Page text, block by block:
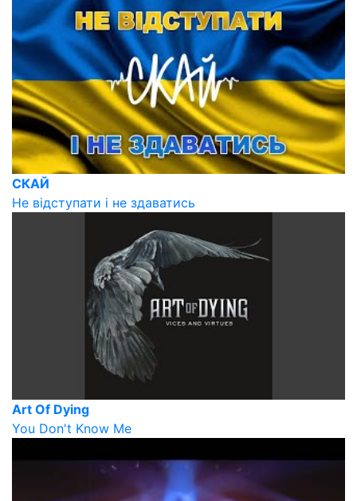
СКАЙ
Не відступати і не здаватись
Art Of Dying
You Don't Know Me